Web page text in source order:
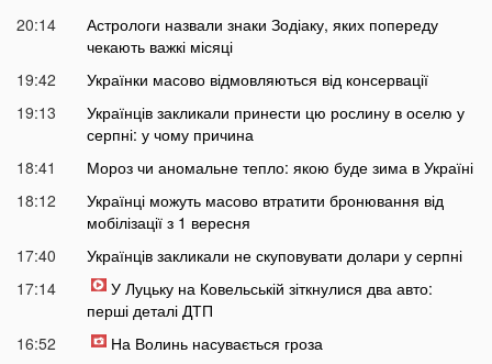
20:14
Астрологи назвали знаки Зодіаку, яких попереду
чекають важкі місяці
19:42
Українки масово відмовляються від консервації
19:13
Українців закликали принести цю рослину в оселю у
серпні: у чому причина
18:41
Мороз чи аномальне тепло: якою буде зима в Україні
18:12
Українці можуть масово втратити бронювання від
мобілізації з 1 вересня
17:40
Українців закликали не скуповувати долари у серпні
17:14
У Луцьку на Ковельській зіткнулися два авто:
перші деталі ДТП
16:52
На Волинь насувається гроза